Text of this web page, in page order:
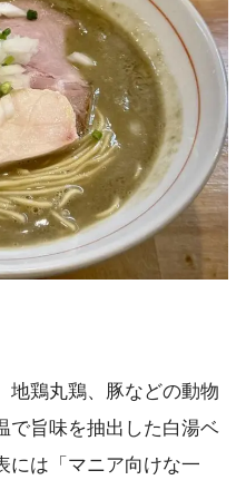
地鶏丸鶏、豚などの動物
で旨味を抽出した白湯ベ
には「マニア向けな一